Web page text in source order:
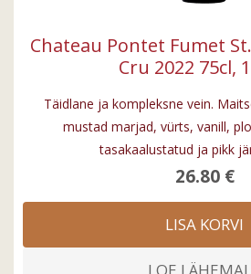
Chateau Pontet Fumet
Cru 2022 75cl,
Täidlane ja kompleksne vein.
mustad marjad, vürts, vanill,
tasakaalustatud ja pikk
26.80 €
LISA KORVI